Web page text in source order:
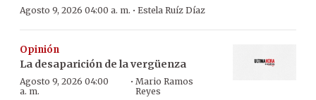
Agosto 9, 2026 04:00 a. m. · Estela Ruíz Díaz
Opinión
La desaparición de la vergüenza
Agosto 9, 2026 04:00
a. m.
· Mario Ramos
Reyes